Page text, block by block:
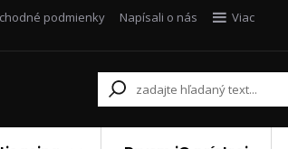
podmienky Napísali o nás Viac